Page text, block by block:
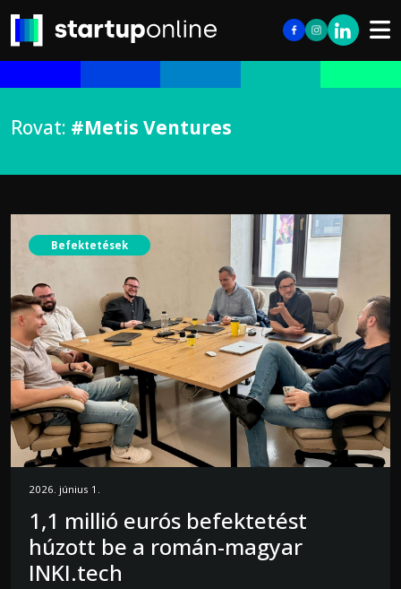
Rovat: #Metis Ventures
Befektetések
2026. június 1.
1,1 millió eurós befektetést
húzott be a román-magyar
INKI.tech